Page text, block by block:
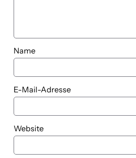
Name
E-Mail-Adresse
Website